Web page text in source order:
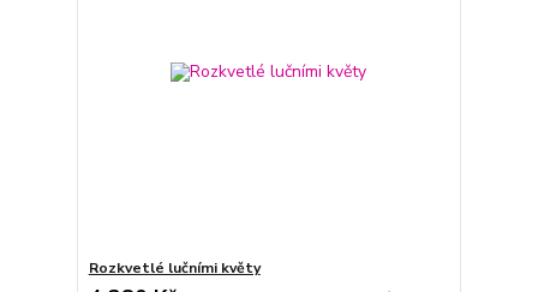
Rozkvetlé lučními květy